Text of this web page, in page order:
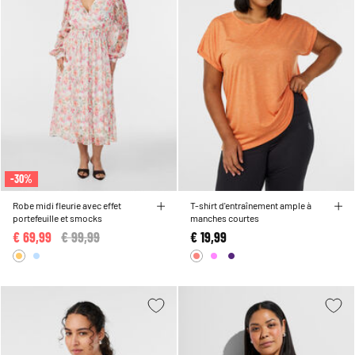
-30%
Robe midi fleurie avec effet
portefeuille et smocks
Price reduced from
€ 99,99
€ 69,99
T-shirt d'entraînement ample à
manches courtes
€ 19,99